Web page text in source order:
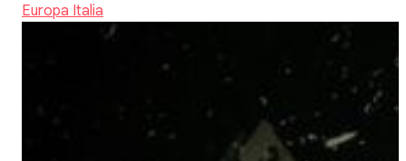
Europa Italia